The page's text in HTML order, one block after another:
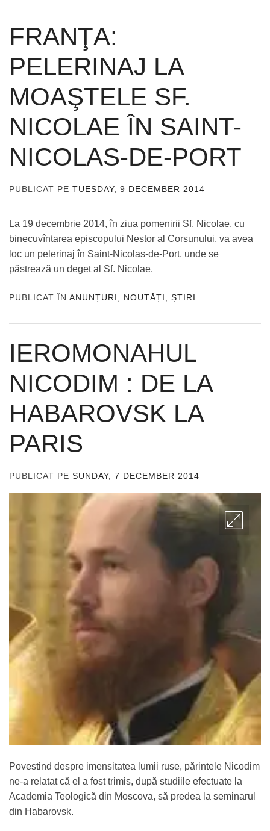
FRANŢA:
PELERINAJ LA
MOAŞTELE SF.
NICOLAE ÎN SAINT-
NICOLAS-DE-PORT
PUBLICAT PE TUESDAY, 9 DECEMBER 2014
La 19 decembrie 2014, în ziua pomenirii Sf. Nicolae, cu
binecuvîntarea episcopului Nestor al Corsunului, va avea
loc un pelerinaj în Saint-Nicolas-de-Port, unde se
păstrează un deget al Sf. Nicolae.
PUBLICAT ÎN ANUNȚURI NOUTĂȚI ȘTIRI
IEROMONAHUL
NICODIM : DE LA
HABAROVSK LA
PARIS
PUBLICAT PE SUNDAY, 7 DECEMBER 2014
Povestind despre imensitatea lumii ruse, părintele Nicodim
ne-a relatat că el a fost trimis, după studiile efectuate la
Academia Teologică din Moscova, să predea la seminarul
din Habarovsk.